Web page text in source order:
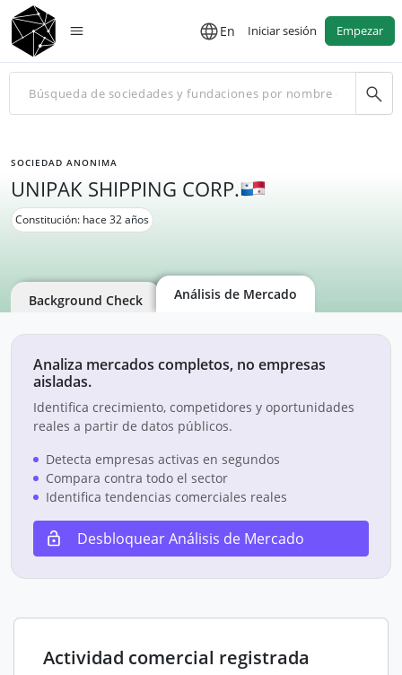
En Iniciar sesión Empezar
SOCIEDAD ANONIMA
UNIPAK SHIPPING CORP.
Constitución: hace 32 años
Background Check Análisis de Mercado
Analiza mercados completos, no empresas
aisladas.
Identifica crecimiento, competidores y oportunidades
reales a partir de datos públicos.
Detecta empresas activas en segundos
Compara contra todo el sector
Identifica tendencias comerciales reales
Desbloquear Análisis de Mercado
Actividad comercial registrada